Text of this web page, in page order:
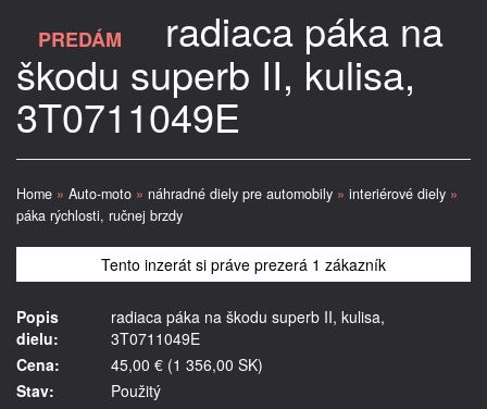
PREDÁM radiaca páka na
škodu superb II, kulisa,
3T0711049E
Home » Auto-moto » náhradné diely pre automobily » interiérové diely »
páka rýchlosti, ručnej brzdy
Tento inzerát si práve prezerá 1 zákazník
Popis
dielu:
radiaca páka na škodu superb II, kulisa,
3T0711049E
Cena:
45,00 € (1 356,00 SK)
Stav:
Použitý